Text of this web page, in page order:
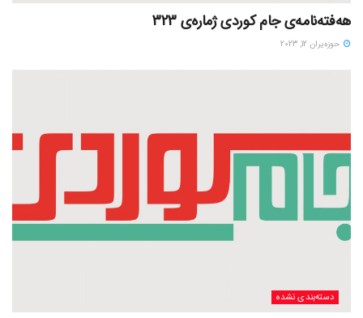
هەفتەنامەی جام کوردی ژمارەی 323
حوزه‌یران 12, 2023
دسته‌بندی نشده